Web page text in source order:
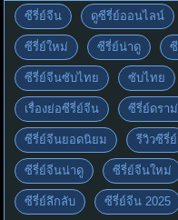
ซีรี่ย์จีน ดูซีรี่ย์ออนไลน์
ซีรี่ย์ใหม่ ซีรี่ย์น่าดู
ซีรี่ย์จีนซับไทย ซับไทย
เรื่องย่อซีรี่ย์จีน ซีรี่ย์ดรา
ซีรี่ย์จีนยอดนิยม รีวิวซีรี่ย์
ซีรี่ย์จีนน่าดู ซีรี่ย์จีนใหม่
ซีรี่ย์ลึกลับ ซีรี่ย์จีน 2025